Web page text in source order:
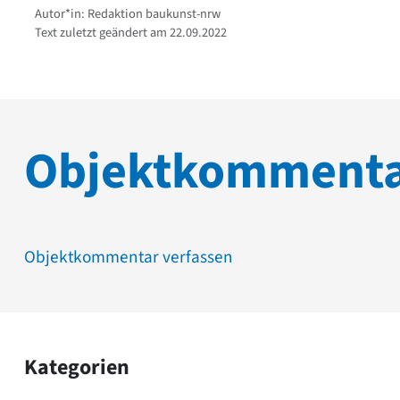
Autor*in: Redaktion baukunst-nrw
Text zuletzt geändert am 22.09.2022
Objektkommentar verfassen
Kategorien